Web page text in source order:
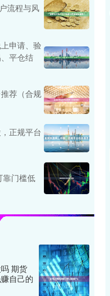
流程与风
申请、验
平仓结
荐（合规
正规平台
靠门槛低
期货
自己的